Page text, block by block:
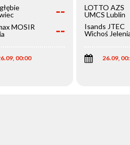
--
MOSIR
--
00:00
LOTTO AZS
UMCS Lublin
Isands JTEC
Wichoś
26.09,